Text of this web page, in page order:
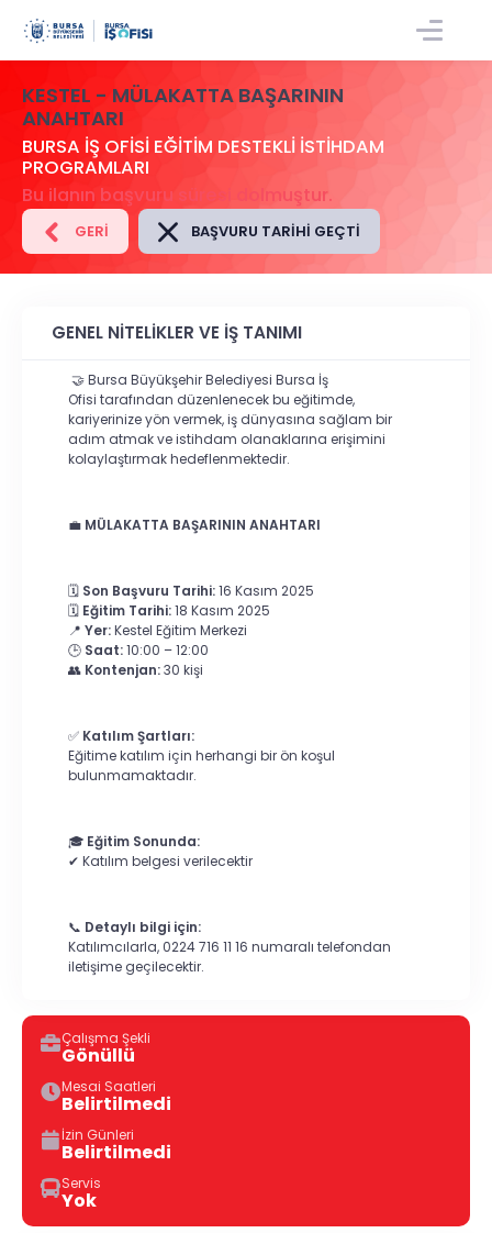
GIRIŞ/KAYIT
KESTEL - MÜLAKATTA BAŞARININ
ANAHTARI
BURSA İŞ OFİSİ EĞİTİM DESTEKLİ İSTİHDAM
PROGRAMLARI
Bu ilanın başvuru süresi dolmuştur.
GERI BAŞVURU TARIHI GEÇTI
GENEL NİTELİKLER VE İŞ TANIMI
🤝Bursa Büyükşehir Belediyesi Bursa İş
Ofisi tarafından düzenlenecek bu eğitimde,
kariyerinize yön vermek, iş dünyasına sağlam bir
adım atmak ve istihdam olanaklarına erişimini
kolaylaştırmak hedeflenmektedir.
💼 MÜLAKATTA BAŞARININ ANAHTARI
🗓️ Son Başvuru Tarihi:16 Kasım 2025
🗓️ Eğitim Tarihi:18 Kasım 2025
📍 Yer:Kestel Eğitim Merkezi
🕒 Saat:10:00 – 12:00
👥 Kontenjan:30 kişi
✅ Katılım Şartları:
Eğitime katılım için herhangi bir ön koşul
bulunmamaktadır.
🎓 Eğitim Sonunda:
✔ Katılım belgesi verilecektir
📞 Detaylı bilgi için:
Katılımcılarla, 0224 716 11 16 numaralı telefondan
iletişime geçilecektir.
Çalışma Şekli
Gönüllü
Mesai Saatleri
Belirtilmedi
İzin Günleri
Belirtilmedi
Servis
Yok